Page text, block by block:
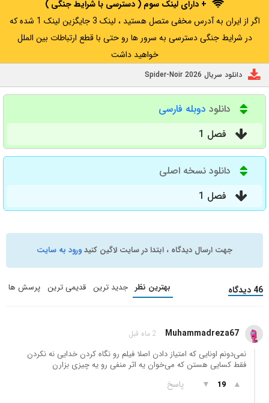
+ دارای لینک سوم ( دسترسی با شرایط جنگی )
اگر از ایران به آدرس مخفی متصل هستید ، لینک 3 جایگزین لینک 1 شده که
در شرایط جنگی دسترسی به سرور ها رو حتی با قطع ارتباطات بین الملل
خواهید داشت
دانلود سریال Spider-Noir 2026
دانلود دوبله فارسی
فصل 1
دانلود نسخه اصلی
فصل 1
جهت ارسال دیدگاه ، ابتدا در سایت لاگین کنیدورود به سایت
46 دیدگاه بهترین نظر جدید ترین قدیمی ترین پرسش ها
Muhammadreza67 2 ماه قبل
نمی‌دونم اونایی که امتیاز دادن اصلا فیلم رو نگاه کردن خدایی نه نکردن
فقط کسایی هستن که می‌خوان یه اثر منفی رو یه چیزی بزارن
▲
19
▼ پاسخ